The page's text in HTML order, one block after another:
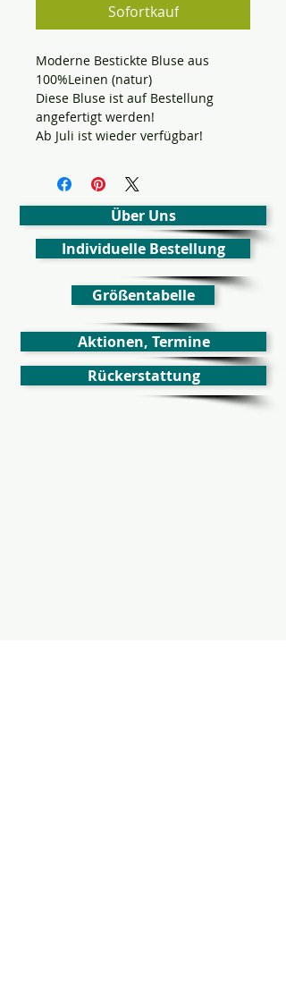
Sofortkauf
Moderne Bestickte Bluse aus
100%Leinen (natur)
Diese Bluse ist auf Bestellung
angefertigt werden!
Ab Juli ist wieder verfügbar!
Über Uns
Individuelle Bestellung
Größentabelle
Aktionen, Termine
Rückerstattung